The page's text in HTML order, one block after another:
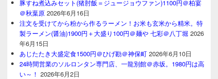
豚すね煮込みセット(猪肘飯＝ジュージョウファン)1100円＠柏宴
＠秋葉原 2026年6月16日
注文を受けてから粉から作るラーメン！お米も玄米から精米。特
製ラーメン(醤油)1900円＋大盛り100円＠麺や 七彩＠八丁堀 2026
年6月15日
あじたたき大盛定食1500円＠ひげ勘＠神保町 2026年6月10日
24時間営業のソルロンタン専門店、一龍別館＠赤坂。1980円は高
い～！ 2026年6月2日